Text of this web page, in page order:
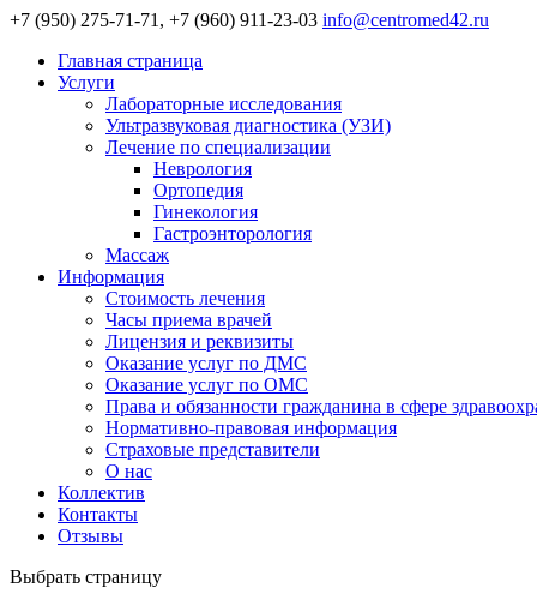
+7 (950) 275-71-71, +7 (960) 911-23-03 info@centromed42.ru
Главная страница
Услуги
Лабораторные исследования
Ультразвуковая диагностика (УЗИ)
Лечение по специализации
Неврология
Ортопедия
Гинекология
Гастроэнторология
Массаж
Информация
Стоимость лечения
Часы приема врачей
Лицензия и реквизиты
Оказание услуг по ДМС
Оказание услуг по ОМС
Права и обязанности гражданина в сфере
Нормативно-правовая информация
Страховые представители
О нас
Коллектив
Контакты
Отзывы
Выбрать страницу